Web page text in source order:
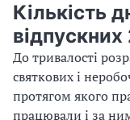
Кількість
До тривалості
святкових і
протягом якого
працювали і за